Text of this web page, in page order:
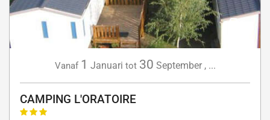
Vanaf 1 Januari tot 30 September, ...
CAMPING L'ORATOIRE